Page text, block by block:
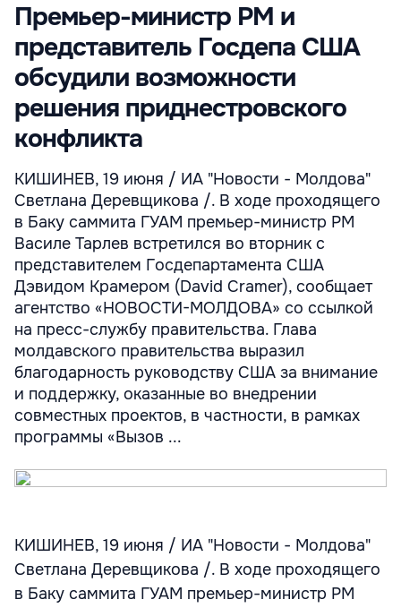
Премьер-министр РМ и
представитель Госдепа США
обсудили возможности
решения приднестровского
конфликта
КИШИНЕВ, 19 июня / ИА "Новости - Молдова"
Светлана Деревщикова /. В ходе проходящего
в Баку саммита ГУАМ премьер-министр РМ
Василе Тарлев встретился во вторник с
представителем Госдепартамента США
Дэвидом Крамером (David Cramer), сообщает
агентство «НОВОСТИ-МОЛДОВА» со ссылкой
на пресс-службу правительства. Глава
молдавского правительства выразил
благодарность руководству США за внимание
и поддержку, оказанные во внедрении
совместных проектов, в частности, в рамках
программы «Вызов ...
КИШИНЕВ, 19 июня / ИА "Новости - Молдова"
Светлана Деревщикова /. В ходе проходящего
в Баку саммита ГУАМ премьер-министр РМ